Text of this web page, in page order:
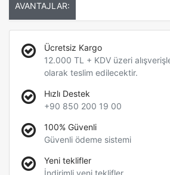
AVANTAJLAR:
Ücretsiz Kargo
12.000 TL + KDV üzeri
olarak teslim edilecektir.
Hızlı Destek
+90 850 200 19 00
100% Güvenli
Güvenli ödeme sistemi
Yeni teklifler
İndirimli yeni teklifler